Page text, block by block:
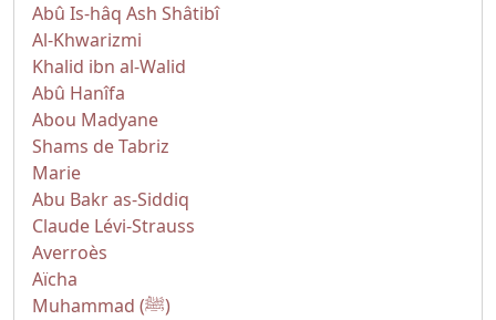
Abû Is-hâq Ash Shâtibî
Al-Khwarizmi
Khalid ibn al-Walid
Abû Hanîfa
Abou Madyane
Shams de Tabriz
Marie
Abu Bakr as-Siddiq
Claude Lévi-Strauss
Averroès
Aïcha
Muhammad (ﷺ)